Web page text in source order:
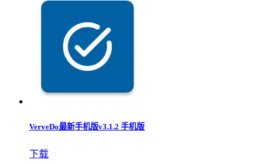
VerveDo最新手机版v3.1.2 手机版
下载